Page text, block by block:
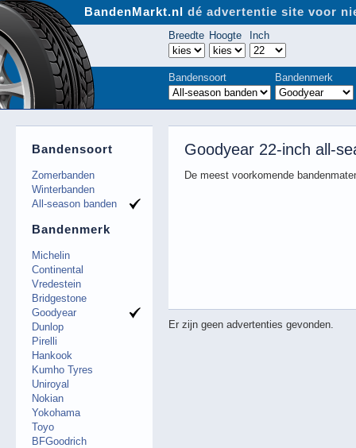
Goodyear 22-inch all-
De meest voorkomende
Er zijn geen advertenties gevonden.
Bandensoort
Zomerbanden
Winterbanden
All-season banden
Bandenmerk
Michelin
Continental
Vredestein
Bridgestone
Goodyear
Dunlop
Pirelli
Hankook
Kumho Tyres
Uniroyal
Nokian
Yokohama
Toyo
BFGoodrich
BandenMarkt.nl dé advertentie site voor
Breedte Hoogte Inch
Bandensoort Bandenmerk